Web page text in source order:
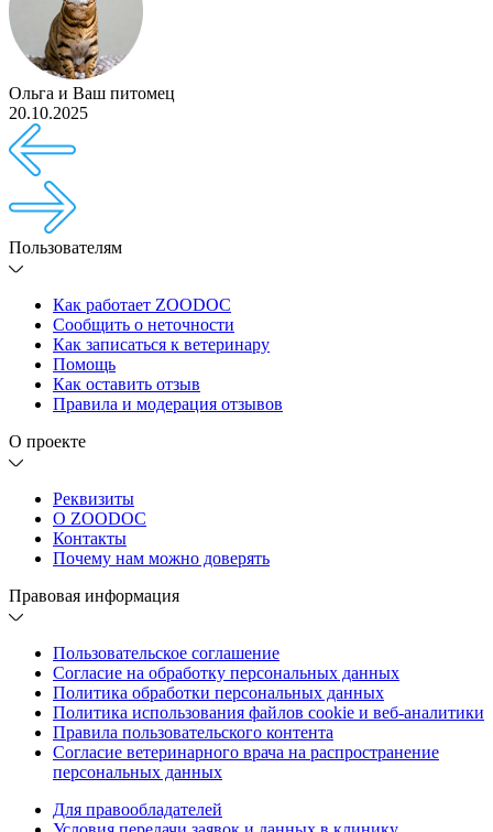
Ольга и Ваш питомец
20.10.2025
Пользователям
Как работает ZOODOC
Сообщить о неточности
Как записаться к ветеринару
Помощь
Как оставить отзыв
Правила и модерация отзывов
О проекте
Реквизиты
О ZOODOC
Контакты
Почему нам можно доверять
Правовая информация
Пользовательское соглашение
Согласие на обработку персональных данных
Политика обработки персональных данных
Политика использования файлов cookie и веб-аналитики
Правила пользовательского контента
Согласие ветеринарного врача на распространение
персональных данных
Для правообладателей